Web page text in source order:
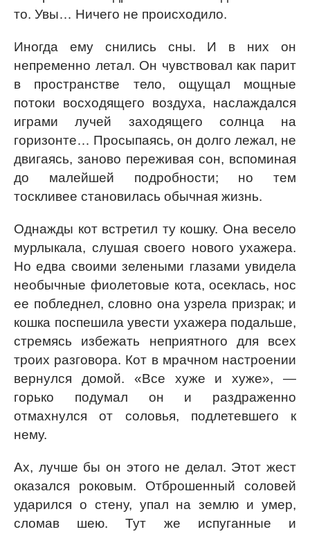
то. Увы… Ничего не происходило.
Иногда ему снились сны. И в них он
непременно летал. Он чувствовал как парит
в пространстве тело, ощущал мощные
потоки восходящего воздуха, наслаждался
играми лучей заходящего солнца на
горизонте… Просыпаясь, он долго лежал, не
двигаясь, заново переживая сон, вспоминая
до малейшей подробности; но тем
тоскливее становилась обычная жизнь.
Однажды кот встретил ту кошку. Она весело
мурлыкала, слушая своего нового ухажера.
Но едва своими зелеными глазами увидела
необычные фиолетовые кота, осеклась, нос
ее побледнел, словно она узрела призрак; и
кошка поспешила увести ухажера подальше,
стремясь избежать неприятного для всех
троих разговора. Кот в мрачном настроении
вернулся домой. «Все хуже и хуже», —
горько подумал он и раздраженно
отмахнулся от соловья, подлетевшего к
нему.
Ах, лучше бы он этого не делал. Этот жест
оказался роковым. Отброшенный соловей
ударился о стену, упал на землю и умер,
сломав шею. Тут же испуганные и